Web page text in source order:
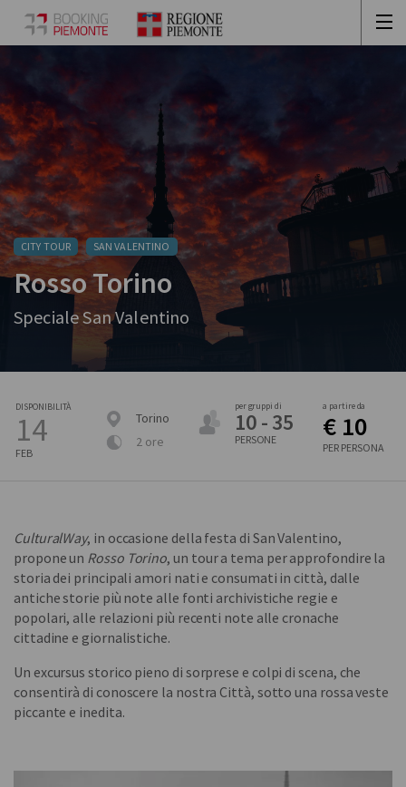
CITY TOUR SAN VALENTINO
Rosso Torino
Speciale San Valentino
DISPONIBILITÀ
14
FEB
Torino
2 ore
per gruppi di
10 - 35
PERSONE
a partire da
€ 10
PER PERSONA
CulturalWay, in occasione della festa di San Valentino,
propone un Rosso Torino, un tour a tema per approfondire la
storia dei principali amori nati e consumati in città, dalle
antiche storie più note alle fonti archivistiche regie e
popolari, alle relazioni più recenti note alle cronache
cittadine e giornalistiche.
Un excursus storico pieno di sorprese e colpi di scena, che
consentirà di conoscere la nostra Città, sotto una rossa veste
piccante e inedita.